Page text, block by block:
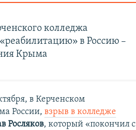
колледжа
в Россию –
Крыма
в Керченском
России,взрыв в колледже
Росляков, который «покончил с